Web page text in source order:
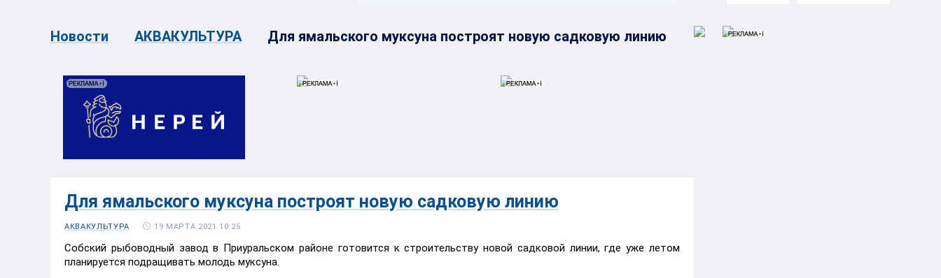
Новости АКВАКУЛЬТУРА Для ямальского муксуна построят новую садковую линию
Для ямальского муксуна построят новую садковую линию
АКВАКУЛЬТУРА 19 МАРТА 2021 10:25
Собский рыбоводный завод в Приуральском районе готовится к строительству новой садковой линии, где уже летом
планируется подращивать молодь муксуна.